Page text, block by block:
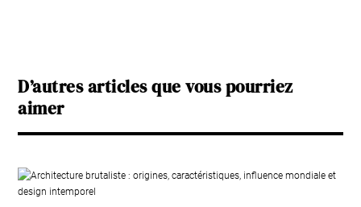
D’autres articles que vous pourriez
aimer